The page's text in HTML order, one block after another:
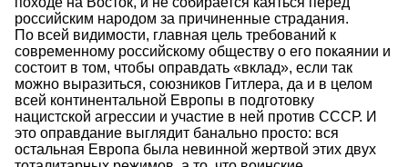
российским народом за причиненные страдания.
По всей видимости, главная цель требований к
современному российскому обществу о его покаянии и
состоит в том, чтобы оправдать «вклад», если так
можно выразиться, союзников Гитлера, да и в целом
всей континентальной Европы в подготовку
нацистской агрессии и участие в ней против СССР. И
это оправдание выглядит банально просто: вся
остальная Европа была невинной жертвой этих двух